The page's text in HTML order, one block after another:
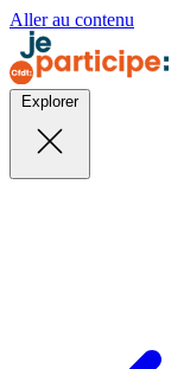
Aller au contenu
Explorer